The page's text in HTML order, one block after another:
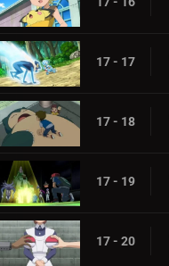
17 - 17
17 - 18
17 - 19
17 - 20